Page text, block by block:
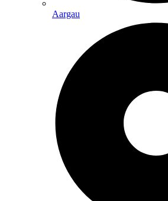
Aargau